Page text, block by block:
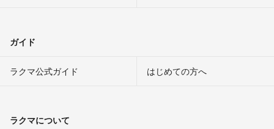
ガイド
ラクマ公式ガイド はじめての方へ
ラクマについて